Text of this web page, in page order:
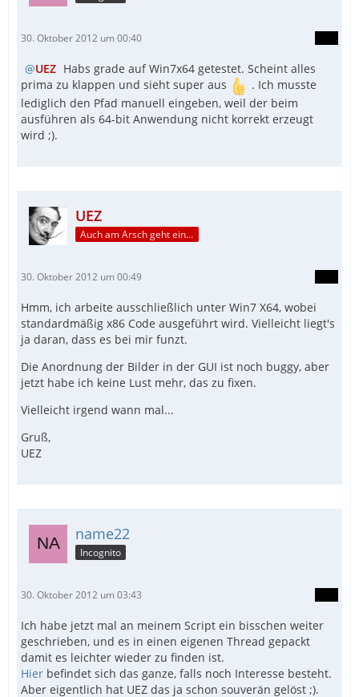
30. Oktober 2012 um 00:40
UEZ Habs grade auf Win7x64 getestet. Scheint alles
prima zu klappen und sieht super aus
. Ich musste
lediglich den Pfad manuell eingeben, weil der beim
ausführen als 64-bit Anwendung nicht korrekt erzeugt
wird ;).
UEZ
Auch am Arsch geht ein Weg vorbei...
30. Oktober 2012 um 00:49
Hmm, ich arbeite ausschließlich unter Win7 X64, wobei
standardmäßig x86 Code ausgeführt wird. Vielleicht liegt's
ja daran, dass es bei mir funzt.
Die Anordnung der Bilder in der GUI ist noch buggy, aber
jetzt habe ich keine Lust mehr, das zu fixen.
Vielleicht irgend wann mal...
Gruß,
UEZ
name22
Incognito
30. Oktober 2012 um 03:43
Ich habe jetzt mal an meinem Script ein bisschen weiter
geschrieben, und es in einen eigenen Thread gepackt
damit es leichter wieder zu finden ist.
Hier befindet sich das ganze, falls noch Interesse besteht.
Aber eigentlich hat UEZ das ja schon souverän gelöst ;).